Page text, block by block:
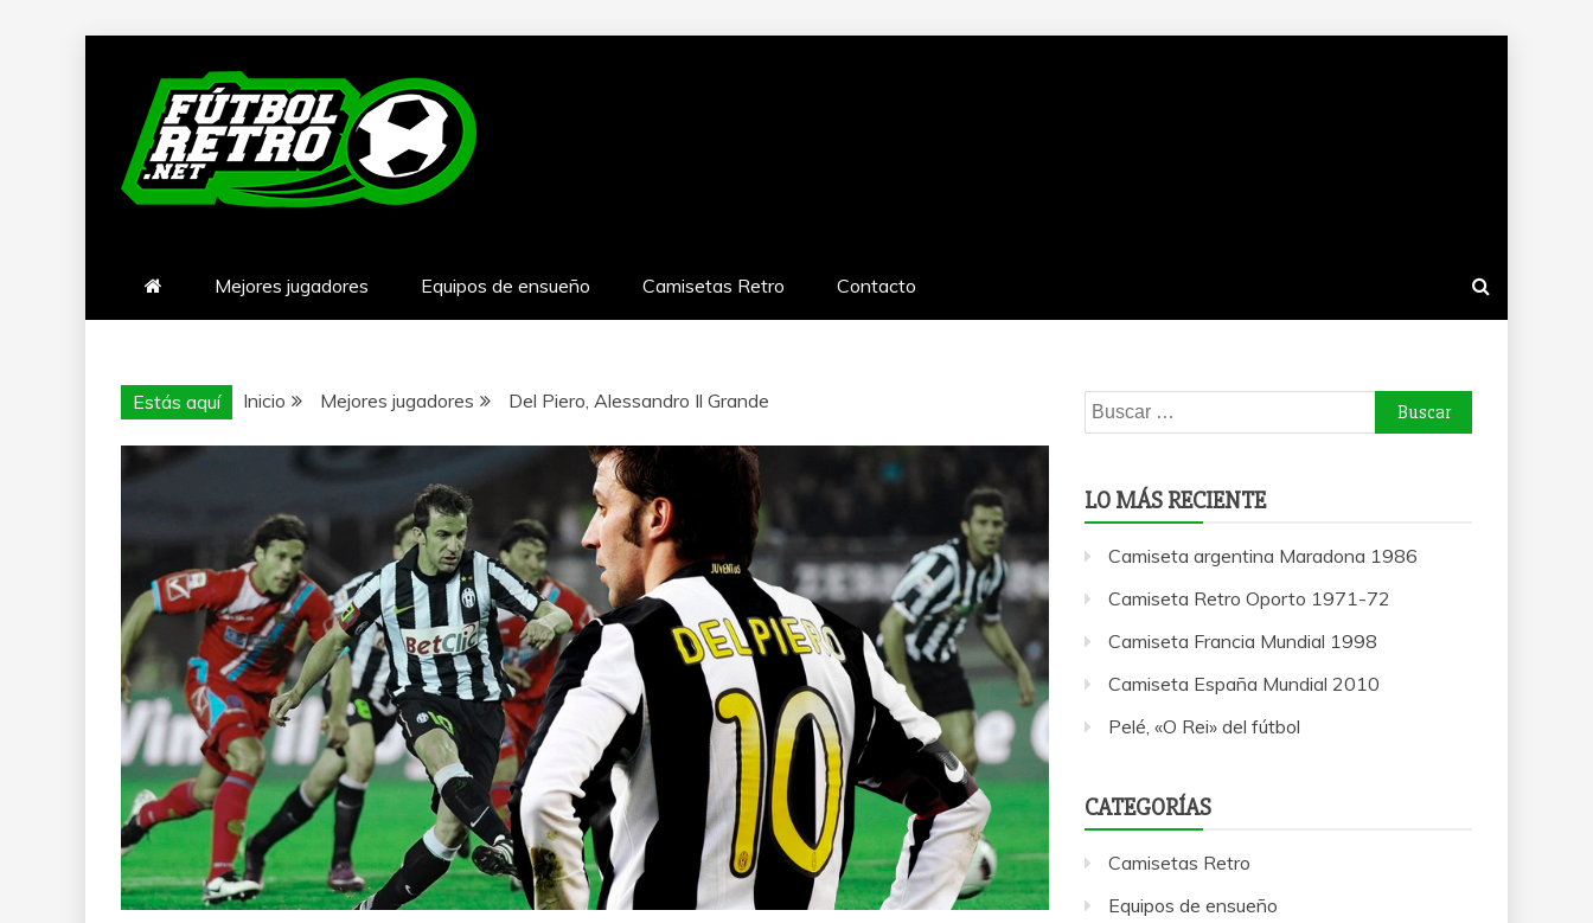
contenido
FÚTBOL RETRO
Mejores jugadores Equipos de ensueño Camisetas Retro Contacto
Estás aquí Inicio Mejores jugadores Del Piero, Alessandro Il Grande Buscar:
LO MÁS RECIENTE
Camiseta argentina Maradona 1986
Camiseta Retro Oporto 1971-72
Camiseta Francia Mundial 1998
Camiseta España Mundial 2010
Pelé, «O Rei» del fútbol
CATEGORÍAS
Camisetas Retro
Equipos de ensueño